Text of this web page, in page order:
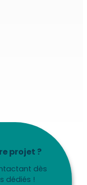
projet ?
dès
dédiés !